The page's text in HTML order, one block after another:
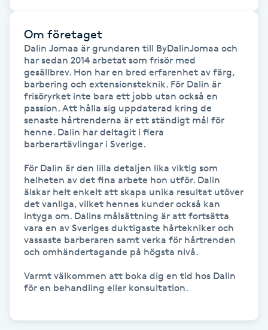
Hot Stone Massage
Hot yoga
Hudföryngring
Huduppstramning
Hudvård
Hyaluronsyra
Hyperhidros
Om företaget
Dalin Jomaa är grundaren till ByDalinJomaa och
har sedan 2014 arbetat som frisör med
gesällbrev. Hon har en bred erfarenhet av färg,
barbering och extensionsteknik. För Dalin är
frisöryrket inte bara ett jobb utan också en
passion. Att hålla sig uppdaterad kring de
senaste hårtrenderna är ett ständigt mål för
henne. Dalin har deltagit i flera
barberartävlingar i Sverige.
För Dalin är den lilla detaljen lika viktig som
helheten av det fina arbete hon utför. Dalin
älskar helt enkelt att skapa unika resultat utöver
det vanliga, vilket hennes kunder också kan
intyga om. Dalins målsättning är att fortsätta
vara en av Sveriges duktigaste hårtekniker och
vassaste barberaren samt verka för hårtrenden
och omhändertagande på högsta nivå.
Varmt välkommen att boka dig en tid hos Dalin
för en behandling eller konsultation.